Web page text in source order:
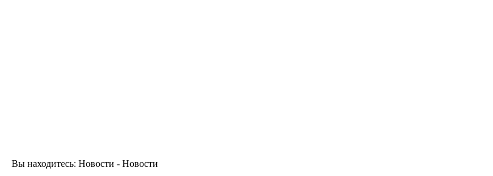
Вы находитесь: Новости - Новости